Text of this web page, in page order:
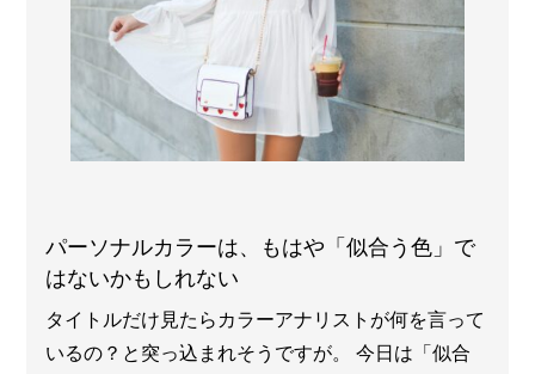
パーソナルカラーは、もはや「似合う色」で
はないかもしれない
タイトルだけ見たらカラーアナリストが何を言って
いるの？と突っ込まれそうですが。 今日は「似合